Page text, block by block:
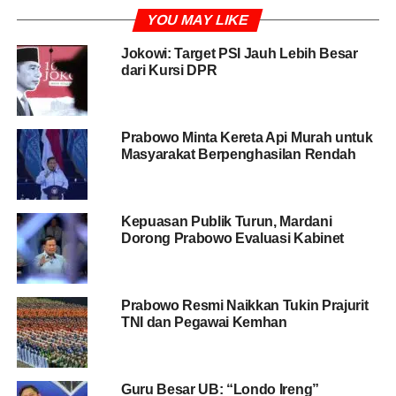
lanjutan, berkaitan dengan kemungkinan Gerindra masuk
partai koalisi pemerintah.
“Salah satu agendanya itu. Persoalan lainnya nanti akan
dibahas antara Prabowo dengan Jokowi dan Ibu
BACA JUGA
Beasiswa dan Akomodasi untuk Belajar di Unhan
Sebelumnya Prabowo dengan Jokowi bertemu di Stasiun
MRT Lebak Bulus, Sabtu (13/7) kemarin. Pertemuan
Pilpres 2019 berakhir.
Ketika pertemuan di Stasiun MRT Lebak Bulus, Prabowo
dengan Jokowi mengaku banyak membicarakan masalah
bangsa. Terutama membahas tentang pembelahan yang
YOU MAY LIKE
Jokowi: Target PSI Jauh Lebih Besar
dari Kursi DPR
Prabowo Minta Kereta Api Murah untuk
Masyarakat Berpenghasilan Rendah
Kepuasan Publik Turun, Mardani
Dorong Prabowo Evaluasi Kabinet
Prabowo Resmi Naikkan Tukin Prajurit
TNI dan Pegawai Kemhan
Guru Besar UB: “Londo Ireng”